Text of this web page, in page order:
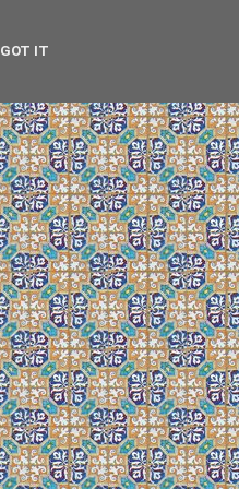
GOT IT